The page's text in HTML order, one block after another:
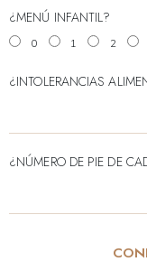
¿MENÚ INFANTIL?
0 1 2
¿INTOLERANCIAS
¿NÚMERO DE PIE DE